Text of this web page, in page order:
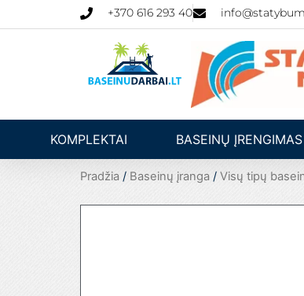
prie
+370 616 293 40
KOMPLEKTAI BASEINŲ ĮRENGIMAS
Pradžia / Baseinų įranga / Visų tipų